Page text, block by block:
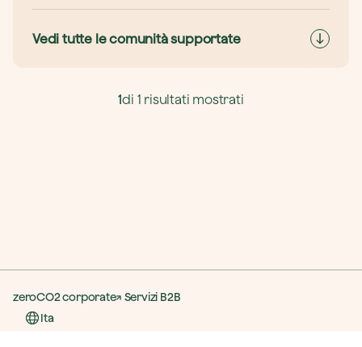
Vedi tutte le comunità supportate
1di 1 risultati mostrati
zeroCO2 corporate
Servizi B2B
Ita